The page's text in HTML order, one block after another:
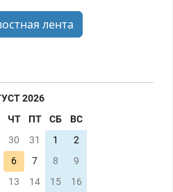
лента
2026
ЧТ ПТ СБ
ВС
30 31 1
2
6 7 8
9
13 14 15
16